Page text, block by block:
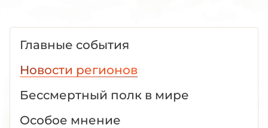
Главные события
Новости регионов
Бессмертный полк в мире
Особое мнение